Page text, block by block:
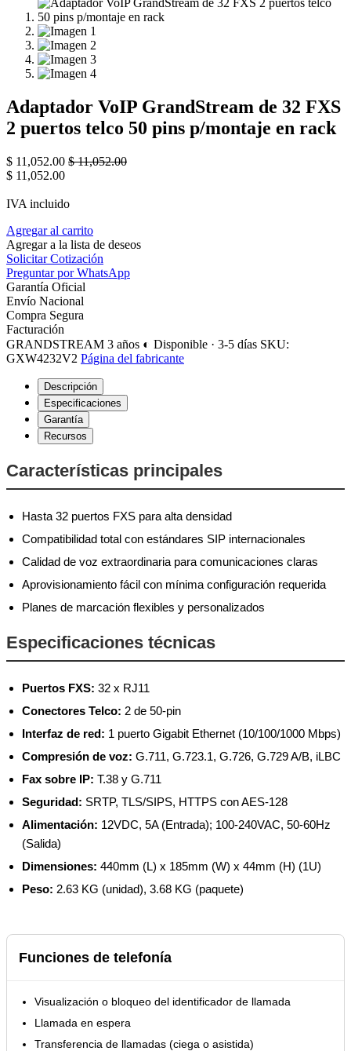
Adaptador VoIP GrandStream de 32 FXS
2 puertos telco 50 pins p/montaje en rack
$ 11,052.00 $11,052.00
$ 11,052.00
IVA incluido
Agregar al carrito
Agregar a la lista de deseos
Solicitar Cotización
Preguntar por WhatsApp
Garantía Oficial
Envío Nacional
Compra Segura
Facturación
GRANDSTREAM 3 años ◐ Disponible · 3-5 días SKU:
GXW4232V2 Página del fabricante
Descripción
Especificaciones
Garantía
Recursos
Características principales
Hasta 32 puertos FXS para alta densidad
Compatibilidad total con estándares SIP internacionales
Calidad de voz extraordinaria para comunicaciones claras
Aprovisionamiento fácil con mínima configuración requerida
Planes de marcación flexibles y personalizados
Especificaciones técnicas
Puertos FXS: 32 x RJ11
Conectores Telco: 2 de 50-pin
Interfaz de red: 1 puerto Gigabit Ethernet (10/100/1000 Mbps)
Compresión de voz: G.711, G.723.1, G.726, G.729 A/B, iLBC
Fax sobre IP: T.38 y G.711
Seguridad: SRTP, TLS/SIPS, HTTPS con AES-128
Alimentación: 12VDC, 5A (Entrada); 100-240VAC, 50-60Hz
(Salida)
Dimensiones: 440mm (L) x 185mm (W) x 44mm (H) (1U)
Peso: 2.63 KG (unidad), 3.68 KG (paquete)
Funciones de telefonía
Visualización o bloqueo del identificador de llamada
Llamada en espera
Transferencia de llamadas (ciega o asistida)